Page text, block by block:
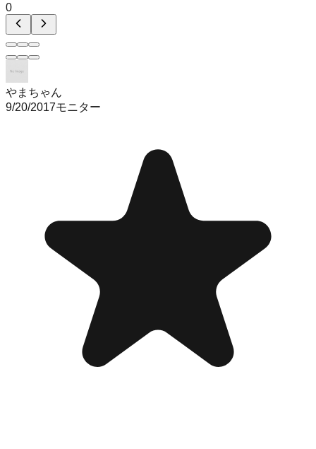
0
やまちゃん
9/20/2017モニター